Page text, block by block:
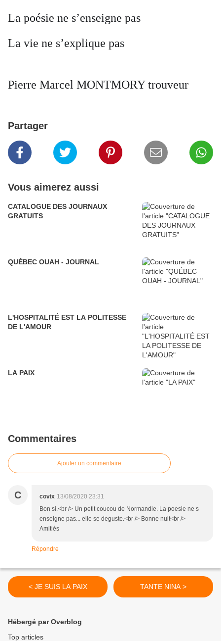
La poésie ne s’enseigne pas
La vie ne s’explique pas
Pierre Marcel MONTMORY trouveur
Partager
Vous aimerez aussi
CATALOGUE DES JOURNAUX
GRATUITS
QUÉBEC OUAH - JOURNAL
L'HOSPITALITÉ EST LA POLITESSE
DE L'AMOUR
LA PAIX
Commentaires
Ajouter un commentaire
C covix 13/08/2020 23:31
Bon si.<br /> Un petit coucou de Normandie. La poesie ne s
enseigne pas... elle se deguste.<br /> Bonne nuit<br />
Amitiés
Répondre
< JE SUIS LA PAIX TANTE NINA >
Hébergé par Overblog
Top articles